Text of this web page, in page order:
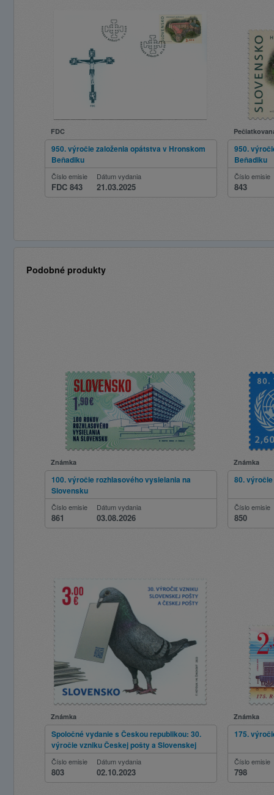
FDC
950. výročie založenia opátstva v Hronskom
Beňadiku
Číslo emisie
FDC 843
Dátum vydania
21.03.2025
950.
Beňadiku
Číslo emisie
843
Podobné produkty
Známka
100. výročie rozhlasového vysielania na
Slovensku
Číslo emisie
861
Dátum vydania
03.08.2026
Známka
80. výročie
Číslo emisie
850
Známka
Spoločné vydanie s Českou republikou: 30.
výročie vzniku Českej pošty a Slovenskej
pošty
Číslo emisie
803
Dátum vydania
02.10.2023
Známka
175.
Číslo emisie
798